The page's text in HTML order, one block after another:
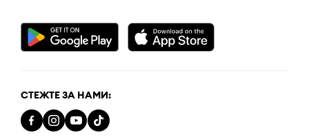
СТЕЖТЕ ЗА НАМИ: